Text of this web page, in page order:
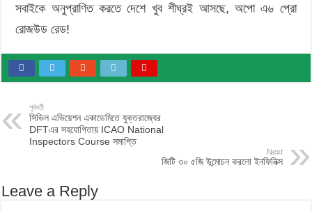
সবাইকে অনুপ্রাণিত করতে দেশে খুব শীঘ্রই আসছে, অপো এ৬ প্রো
রোজউড রেড!
পূর্ববর্তী
সিভিল এভিয়েশন একাডেমিতে যুক্তরাজ্যের
DFTএর সহযোগিতায় ICAO National
Inspectors Course সমাপ্তি
Next
জিটি ৩০ ৫জি উন্মোচন করলো ইনফিনিক্স
Leave a Reply